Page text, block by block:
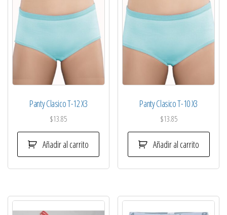
Panty Clasico T-12 X3
$13.85
Añadir al carrito
Panty Clasico T-10 X3
$13.85
Añadir al carrito